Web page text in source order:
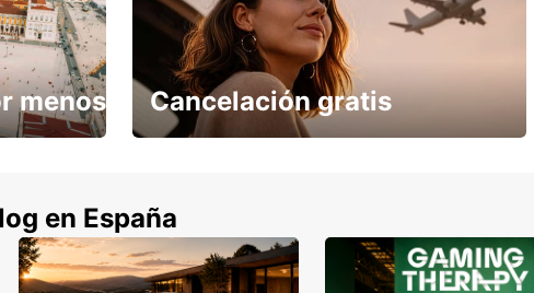
menos Cancelación gratis
en España